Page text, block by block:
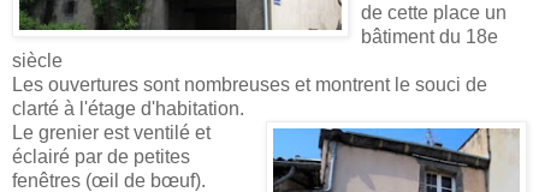
de cette place un
bâtiment du 18e
siècle
Les ouvertures sont nombreuses et montrent le souci de
clarté à l'étage d'habitation.
Le grenier est ventilé et
éclairé par de petites
fenêtres (œil de bœuf).